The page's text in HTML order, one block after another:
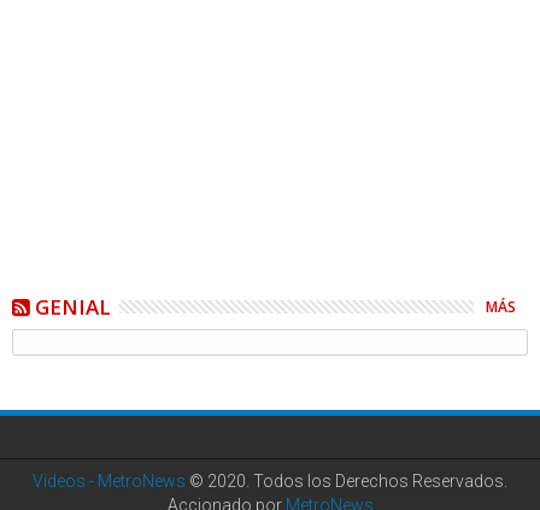
GENIAL MÁS
Videos - MetroNews © 2020. Todos los Derechos Reservados.
Accionado por MetroNews